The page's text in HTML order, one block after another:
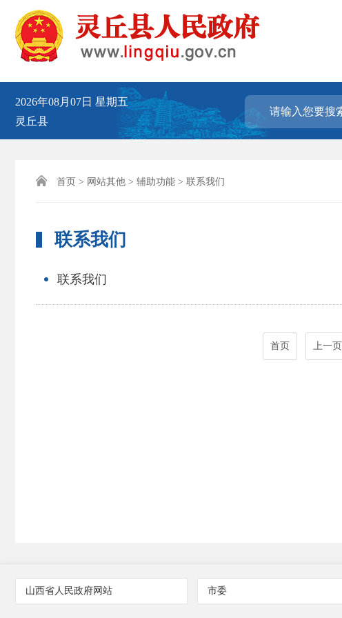
2026年08月07日 星期五
灵丘县
 首页 > 网站其他 > 辅助功能 > 联系我们
联系我们
联系我们
首页 上一页
山西省人民政府网站 市委